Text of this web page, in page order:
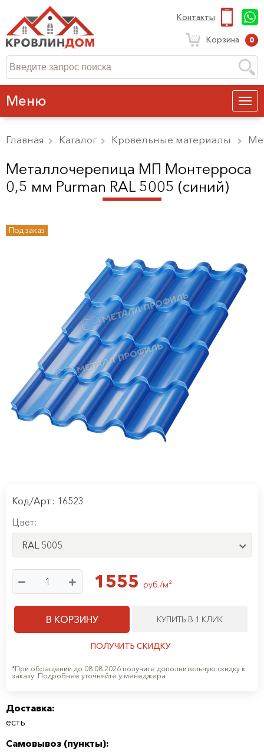
Контакты
Корзина 0
Меню
Главная Каталог Кровельные материалы
Металлочерепица МП Монтерроса
0,5 мм Purman RAL 5005 (синий)
Под заказ
Код/Арт.: 16523
Цвет:
RAL 5005
1555 руб./м²
В КОРЗИНУ КУПИТЬ В 1 КЛИК
ПОЛУЧИТЬ СКИДКУ
*При обращении до 08.08.2026 получите дополнительную скидку к
заказу. Подробнее уточняйте у менеджера
Доставка:
есть
Самовывоз (пункты):